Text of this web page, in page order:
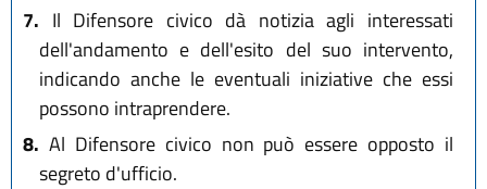
7. Il Difensore civico dà notizia agli interessati
dell'andamento e dell'esito del suo intervento,
indicando anche le eventuali iniziative che essi
possono intraprendere.
8. Al Difensore civico non può essere opposto il
segreto d'ufficio.